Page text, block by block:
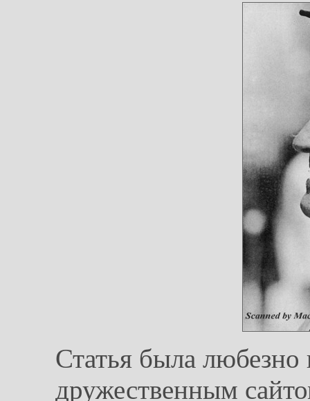
Статья была любезно
дружественным